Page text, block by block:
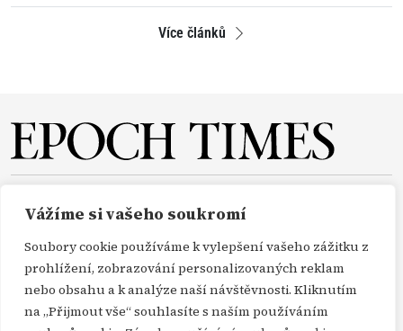
Vážíme si vašeho soukromí
Soubory cookie používáme k vylepšení vašeho zážitku z
prohlížení, zobrazování personalizovaných reklam
nebo obsahu a k analýze naší návštěvnosti. Kliknutím
na „Přijmout vše“ souhlasíte s naším používáním
Více článků
OBCHODNÍ PODMÍNKY
Copyright Epoch Times ČR © 2000-2026